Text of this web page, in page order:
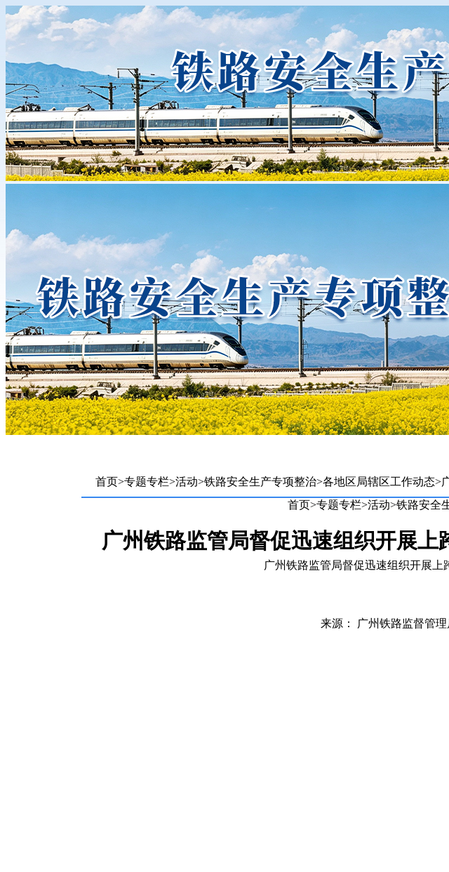
首页>专题专栏>活动>铁路安全生产专项整治>各地区局辖区工作动态>
首页>专题专栏>活动>铁路安全
广州铁路监管局督促迅速组织开展
广州铁路监管局督促迅速组织开展
来源： 广州铁路监督